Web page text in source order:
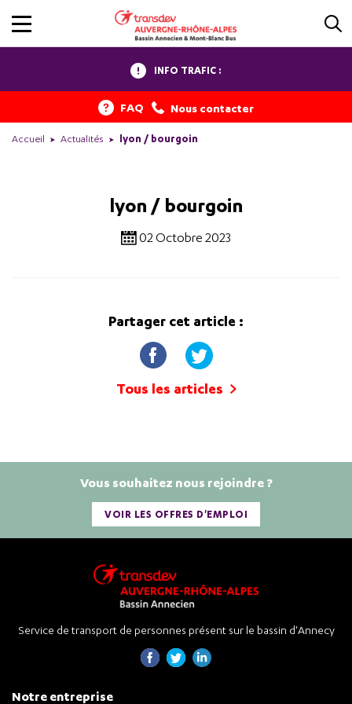
INFO TRAFIC :
FAQ Nous contacter
Accueil Actualités lyon / bourgoin
lyon / bourgoin
02 Octobre 2023
Partager cet article :
Tous les articles
Vous souhaitez nous rejoindre ?
VOIR LES OFFRES D'EMPLOI
Service de transport de personnes présent sur le bassin d'Annecy
Notre entreprise